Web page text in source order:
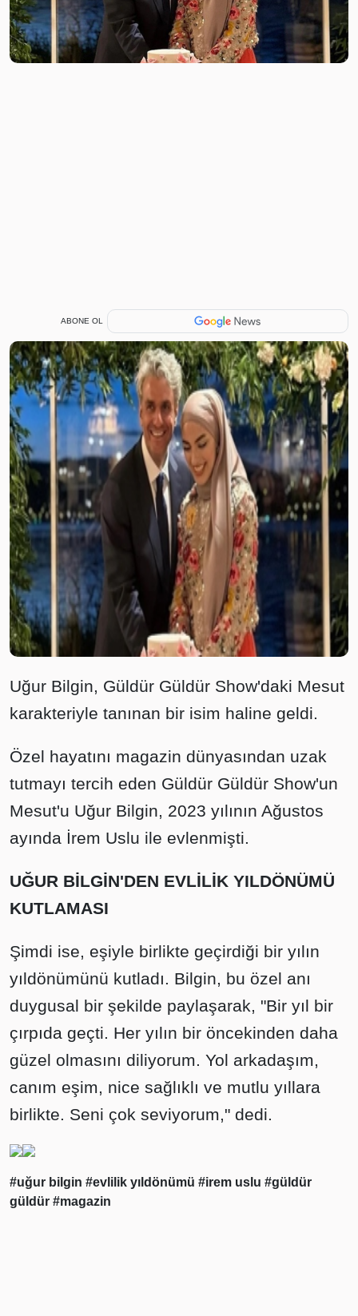
ABONE OL
Uğur Bilgin, Güldür Güldür Show'daki Mesut
karakteriyle tanınan bir isim haline geldi.
Özel hayatını magazin dünyasından uzak
tutmayı tercih eden Güldür Güldür Show'un
Mesut'u Uğur Bilgin, 2023 yılının Ağustos
ayında İrem Uslu ile evlenmişti.
UĞUR BİLGİN'DEN EVLİLİK YILDÖNÜMÜ
KUTLAMASI
Şimdi ise, eşiyle birlikte geçirdiği bir yılın
yıldönümünü kutladı. Bilgin, bu özel anı
duygusal bir şekilde paylaşarak, "Bir yıl bir
çırpıda geçti. Her yılın bir öncekinden daha
güzel olmasını diliyorum. Yol arkadaşım,
canım eşim, nice sağlıklı ve mutlu yıllara
birlikte. Seni çok seviyorum," dedi.
#uğur bilgin #evlilik yıldönümü #irem uslu #güldür
güldür #magazin